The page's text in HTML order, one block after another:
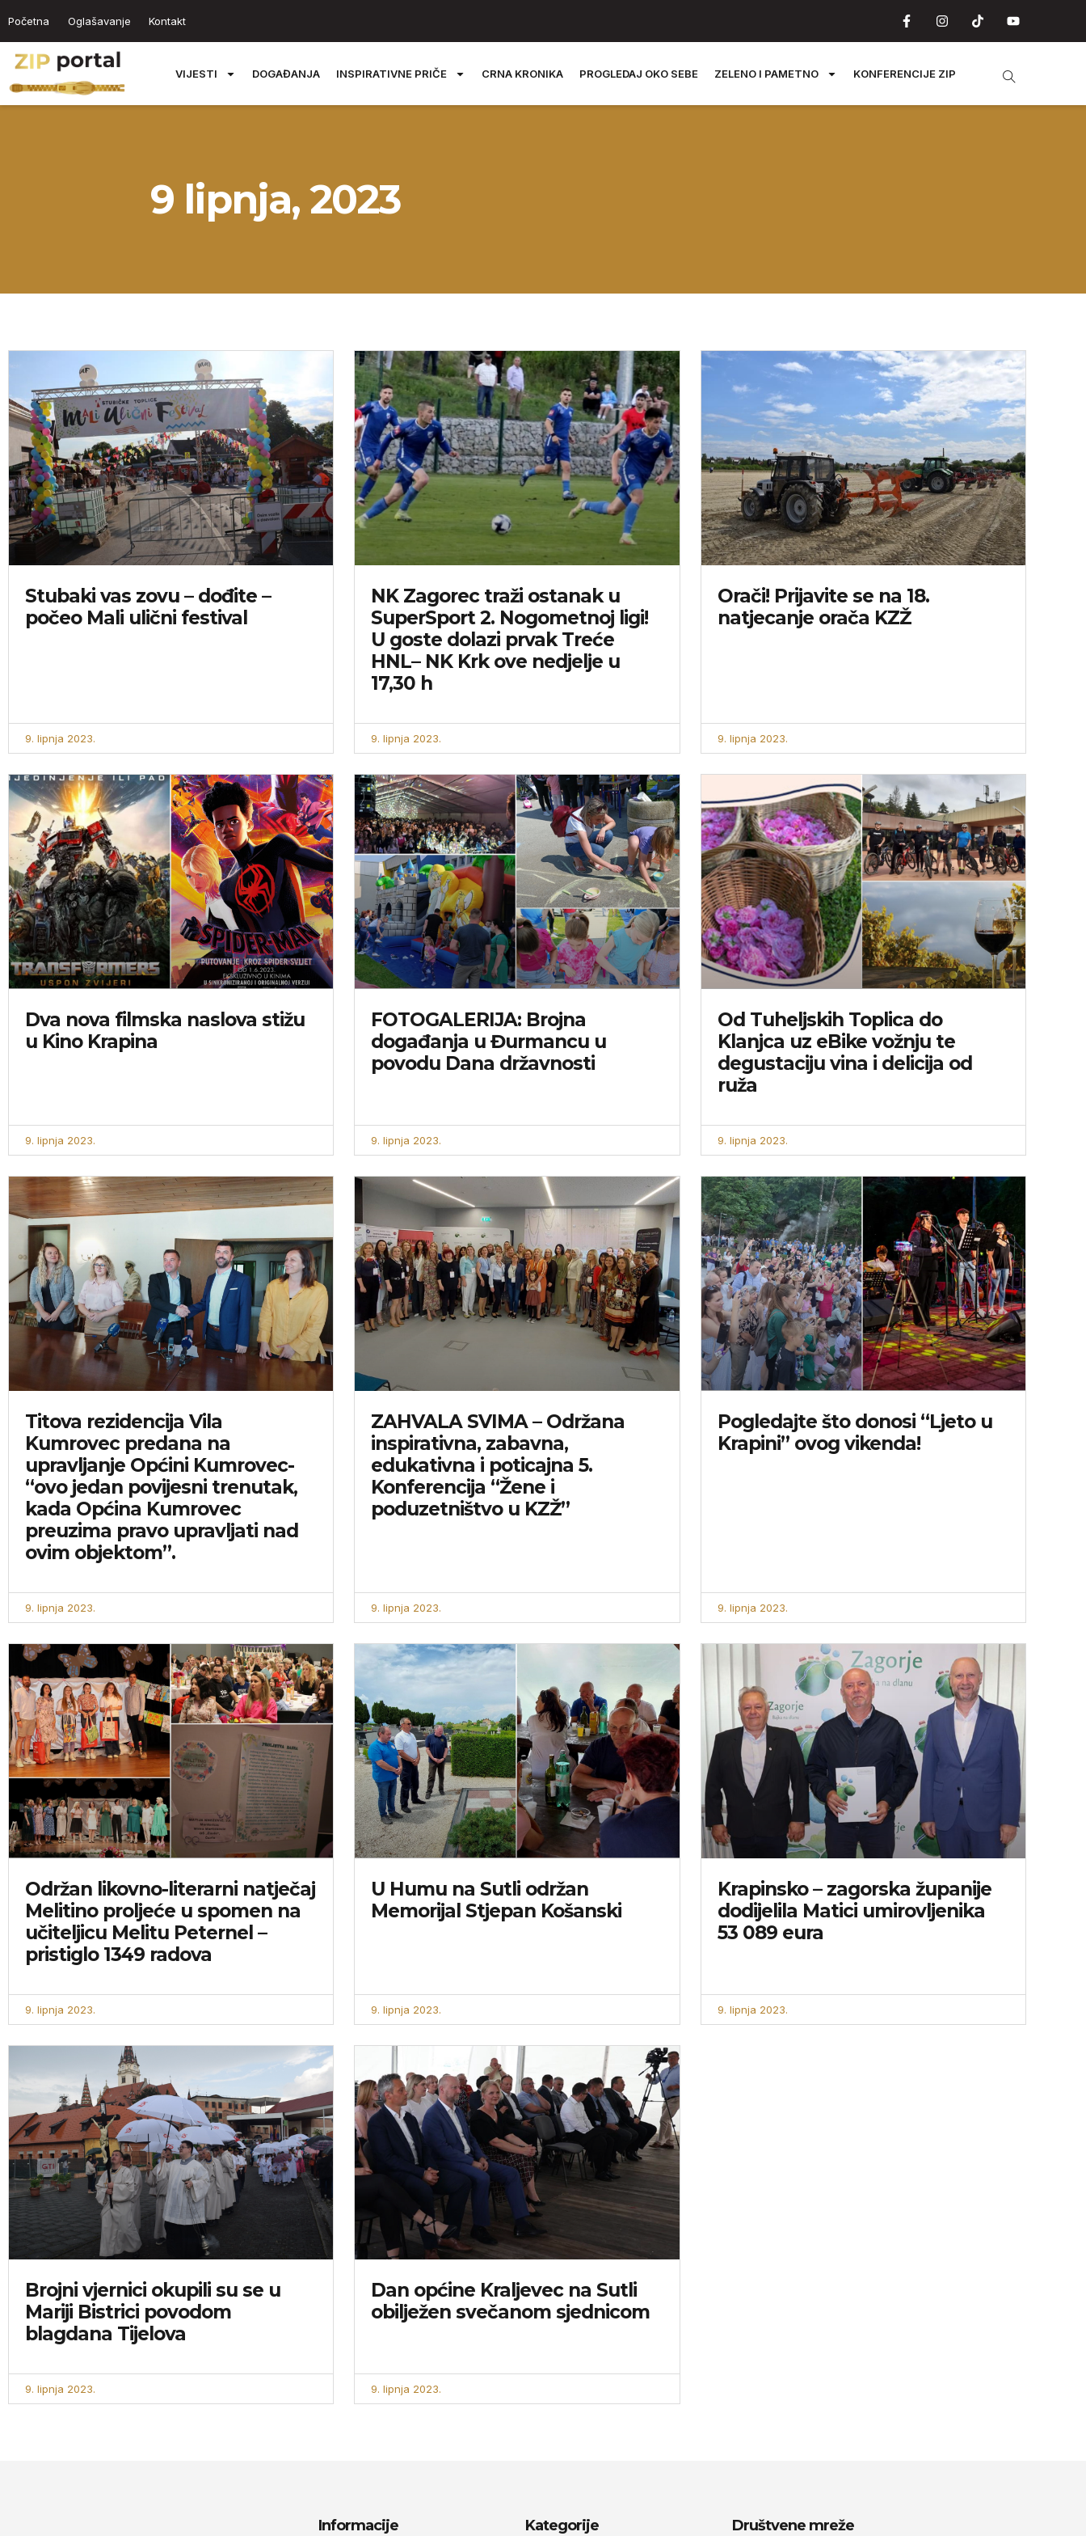
Početna Oglašavanje Kontakt
VIJESTI DOGAĐANJA INSPIRATIVNE PRIČE CRNA KRONIKA PROGLEDAJ OKO SEBE ZELENO I PAMETNO KONFERENCIJE ZIP
9 lipnja, 2023
Stubaki vas zovu – dođite –
počeo Mali ulični festival
9. lipnja 2023.
NK Zagorec traži ostanak u
SuperSport 2. Nogometnoj ligi!
U goste dolazi prvak Treće
HNL– NK Krk ove nedjelje u
17,30 h
9. lipnja 2023.
Orači! Prijavite se na 18.
natjecanje orača KZŽ
9. lipnja 2023.
Dva nova filmska naslova stižu
u Kino Krapina
9. lipnja 2023.
FOTOGALERIJA: Brojna
događanja u Đurmancu u
povodu Dana državnosti
9. lipnja 2023.
Od Tuheljskih Toplica do
Klanjca uz eBike vožnju te
degustaciju vina i delicija od
ruža
9. lipnja 2023.
Titova rezidencija Vila
Kumrovec predana na
upravljanje Općini Kumrovec-
“ovo jedan povijesni trenutak,
kada Općina Kumrovec
preuzima pravo upravljati nad
ovim objektom”.
9. lipnja 2023.
ZAHVALA SVIMA – Održana
inspirativna, zabavna,
edukativna i poticajna 5.
Konferencija “Žene i
poduzetništvo u KZŽ”
9. lipnja 2023.
Pogledajte što donosi “Ljeto u
Krapini” ovog vikenda!
9. lipnja 2023.
Održan likovno-literarni natječaj
Melitino proljeće u spomen na
učiteljicu Melitu Peternel –
pristiglo 1349 radova
9. lipnja 2023.
U Humu na Sutli održan
Memorijal Stjepan Košanski
9. lipnja 2023.
Krapinsko – zagorska županije
dodijelila Matici umirovljenika
53 089 eura
9. lipnja 2023.
Brojni vjernici okupili su se u
Mariji Bistrici povodom
blagdana Tijelova
9. lipnja 2023.
Dan općine Kraljevec na Sutli
obilježen svečanom sjednicom
9. lipnja 2023.
Informacije Kategorije Društvene mreže